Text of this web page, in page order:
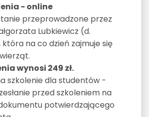
- online
przeprowadzone przez
Lubkiewicz (d.
na co dzień zajmuje się
wynosi 249 zł.
szkolenie dla studentów -
przed szkoleniem na
potwierdzającego